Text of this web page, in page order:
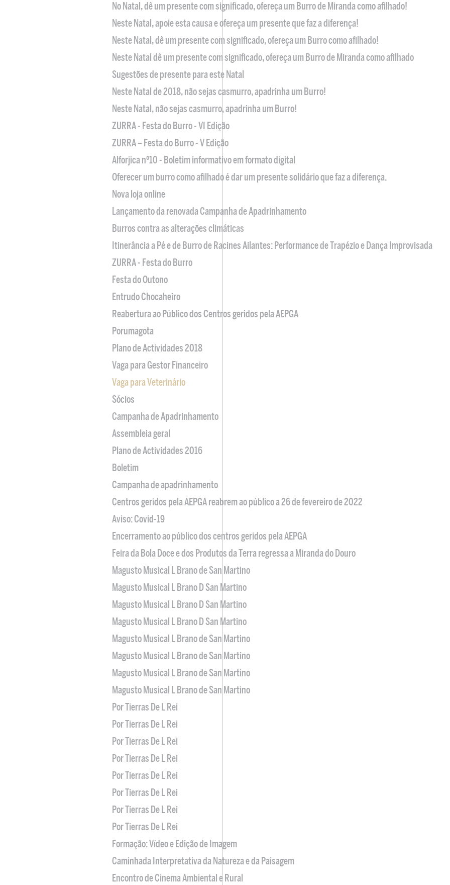
No Natal, dê um presente com significado, ofereça um Burro de Miranda como afilhado!
Neste Natal, apoie esta causa e ofereça um presente que faz a diferença!
Neste Natal, dê um presente com significado, ofereça um Burro como afilhado!
Neste Natal dê um presente com significado, ofereça um Burro de Miranda como afilhado
Sugestões de presente para este Natal
Neste Natal de 2018, não sejas casmurro, apadrinha um Burro!
Neste Natal, não sejas casmurro, apadrinha um Burro!
ZURRA - Festa do Burro - VI Edição
ZURRA – Festa do Burro - V Edição
Alforjica nº10 - Boletim informativo em formato digital
Oferecer um burro como afilhado é dar um presente solidário que faz a diferença.
Nova loja online
Lançamento da renovada Campanha de Apadrinhamento
Burros contra as alterações climáticas
Itinerância a Pé e de Burro de Racines Ailantes: Performance de Trapézio e Dança Improvisada
ZURRA - Festa do Burro
Festa do Outono
Entrudo Chocaheiro
Reabertura ao Público dos Centros geridos pela AEPGA
Porumagota
Plano de Actividades 2018
Vaga para Gestor Financeiro
Vaga para Veterinário
Sócios
Campanha de Apadrinhamento
Assembleia geral
Plano de Actividades 2016
Boletim
Campanha de apadrinhamento
Centros geridos pela AEPGA reabrem ao público a 26 de fevereiro de 2022
Aviso: Covid-19
Encerramento ao público dos centros geridos pela AEPGA
Feira da Bola Doce e dos Produtos da Terra regressa a Miranda do Douro
Magusto Musical L Brano de San Martino
Magusto Musical L Brano D San Martino
Magusto Musical L Brano D San Martino
Magusto Musical L Brano D San Martino
Magusto Musical L Brano de San Martino
Magusto Musical L Brano de San Martino
Magusto Musical L Brano de San Martino
Magusto Musical L Brano de San Martino
Por Tierras De L Rei
Por Tierras De L Rei
Por Tierras De L Rei
Por Tierras De L Rei
Por Tierras De L Rei
Por Tierras De L Rei
Por Tierras De L Rei
Por Tierras De L Rei
Formação: Vídeo e Edição de Imagem
Caminhada Interpretativa da Natureza e da Paisagem
Encontro de Cinema Ambiental e Rural